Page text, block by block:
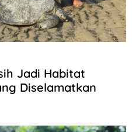
Jadi Habitat
Diselamatkan